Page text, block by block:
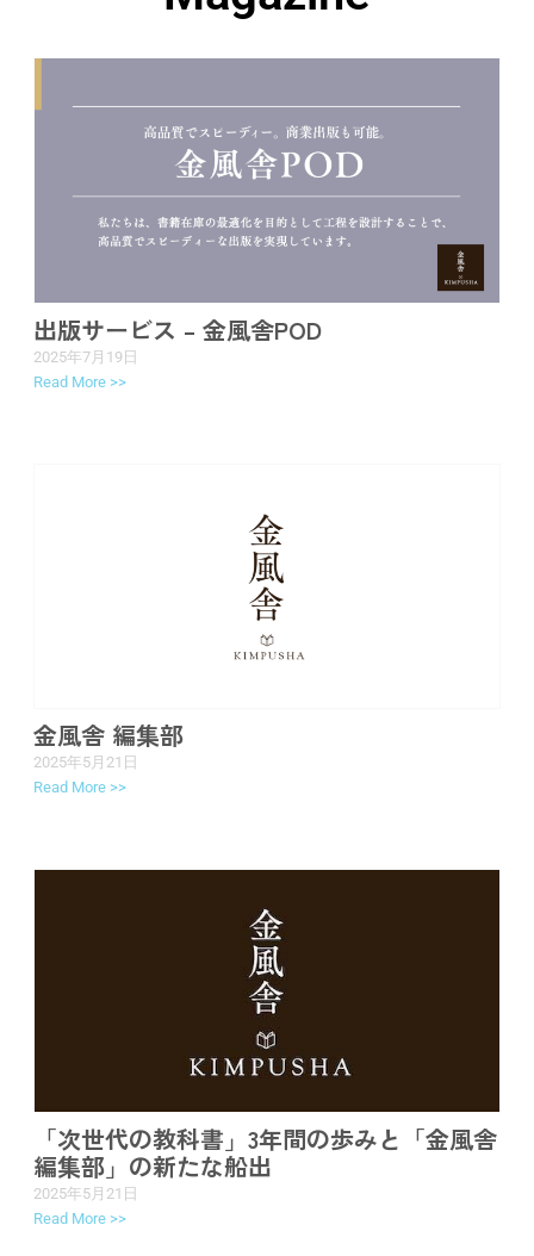
出版サービス – 金風舎POD
2025年7月19日
Read More >>
金風舎 編集部
2025年5月21日
Read More >>
「次世代の教科書」3年間の歩みと「金風舎
編集部」の新たな船出
2025年5月21日
Read More >>